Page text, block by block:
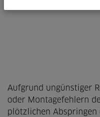
Aufgrund ungünstiger
oder Montagefehlern
plötzlichen Abspringen